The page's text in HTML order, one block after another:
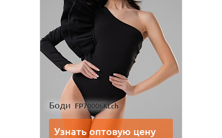
Боди FP70006KLch
Узнать оптовую цену